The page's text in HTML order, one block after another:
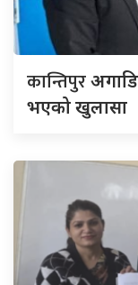
कान्तिपुर
भएको खुलासा